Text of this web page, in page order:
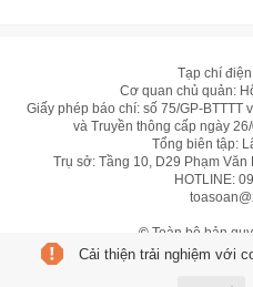
Tạp chí
Cơ quan chủ quản:
Giấy phép báo chí: số 75/GP-BTTTT
và Truyền thông cấp ngày
Tổng biên tập:
Trụ sở: Tầng 10, D29 Phạm
HOTLINE:
© Toàn bộ bản
Cải thiện trải nghiệm với